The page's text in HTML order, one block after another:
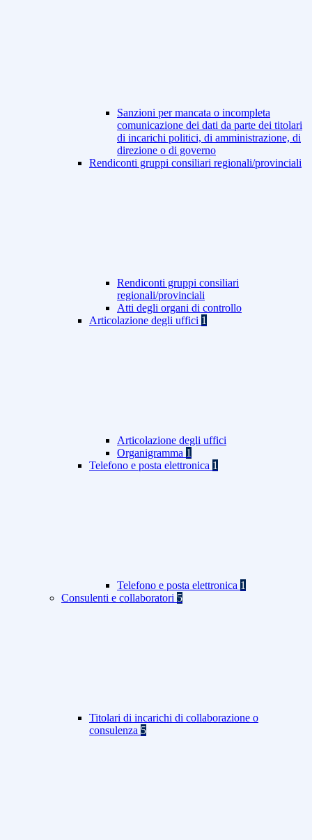
Sanzioni per mancata o incompleta
comunicazione dei dati da parte dei titolari
di incarichi politici, di amministrazione, di
direzione o di governo
Rendiconti gruppi consiliari regionali/provinciali
Rendiconti gruppi consiliari
regionali/provinciali
Atti degli organi di controllo
Articolazione degli uffici 1
Articolazione degli uffici
Organigramma 1
Telefono e posta elettronica 1
Telefono e posta elettronica 1
Consulenti e collaboratori 5
Titolari di incarichi di collaborazione o
consulenza 5